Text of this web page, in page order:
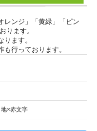
レンジ」「黄緑」「ピン
ります。
ます。
行っております。
×赤文字